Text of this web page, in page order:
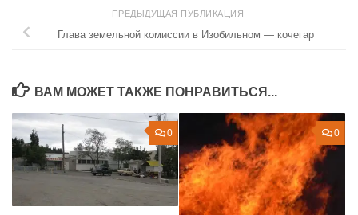
ПРЕДЫДУЩАЯ ПУБЛИКАЦИЯ
Глава земельной комиссии в Изобильном — кочегар
ВАМ МОЖЕТ ТАКЖЕ ПОНРАВИТЬСЯ...
0 0